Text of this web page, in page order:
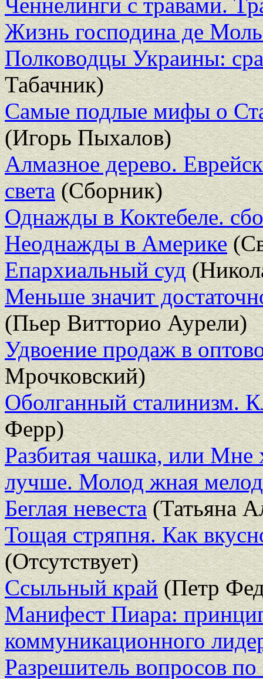
Жизнь господина де
Полководцы Украины:
Табачник)
Самые подлые мифы о
(Игорь Пыхалов)
Алмазное дерево.
света(Сборник)
Однажды в Коктебеле.
Неоднажды в Америке
Епархиальный суд
Меньше значит
(Пьер Витторио Аурели)
Удвоение продаж в
Мрочковский)
Оболганный сталинизм.
Ферр)
Разбитая чашка, или Мне
лучше. Молод жная
Беглая невеста(Татьяна
Тощая стряпня. Как
(Отсутствует)
Ссыльный край(Петр
Манифест Пиара:
коммуникационного
Разрешитель вопросов